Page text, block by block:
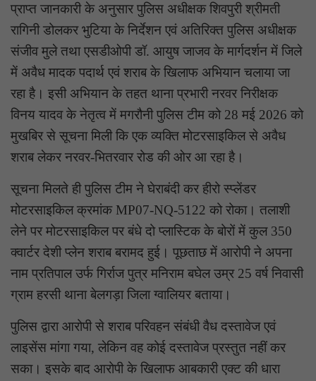
प्राप्त जानकारी के अनुसार पुलिस अधीक्षक शिवपुरी श्रीमती
रागिनी डोलकर भुटिया के निर्देशन एवं अतिरिक्त पुलिस अधीक्षक
संजीव मुले तथा एसडीओपी डॉ. आयुष जाजव के मार्गदर्शन में जिले
में अवैध मादक पदार्थ एवं शराब के खिलाफ अभियान चलाया जा
रहा है। इसी अभियान के तहत थाना प्रभारी नरवर निरीक्षक
विनय यादव के नेतृत्व में मगरौनी पुलिस टीम को 28 मई 2026 को
मुखबिर से सूचना मिली कि एक व्यक्ति मोटरसाइकिल से अवैध
शराब लेकर नरवर-भितरवार रोड की ओर आ रहा है।
सूचना मिलते ही पुलिस टीम ने घेराबंदी कर हीरो स्प्लेंडर
मोटरसाइकिल क्रमांक MP07-NQ-5122 को रोका। तलाशी
लेने पर मोटरसाइकिल पर बंधे दो प्लास्टिक के बोरों में कुल 350
क्वार्टर देशी प्लेन शराब बरामद हुई। पूछताछ में आरोपी ने अपना
नाम प्रतिपाल उर्फ गिर्राज पुत्र मनिराम बघेल उम्र 25 वर्ष निवासी
ग्राम हरसी थाना बेलगड़ा जिला ग्वालियर बताया।
पुलिस द्वारा आरोपी से शराब परिवहन संबंधी वैध दस्तावेज एवं
लाइसेंस मांगा गया, लेकिन वह कोई दस्तावेज प्रस्तुत नहीं कर
सका। इसके बाद आरोपी के खिलाफ आबकारी एक्ट की धारा